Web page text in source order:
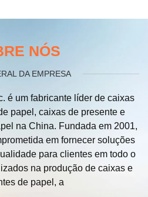
NÓS
DA EMPRESA
é um fabricante líder de caixas
papel, caixas de presente e
na China. Fundada em 2001,
em fornecer soluções
para clientes em todo o
na produção de caixas e
de papel, a